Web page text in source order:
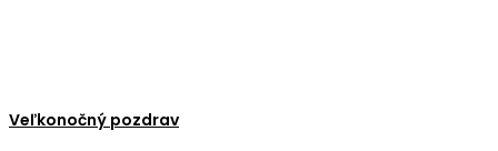
Veľkonočný pozdrav